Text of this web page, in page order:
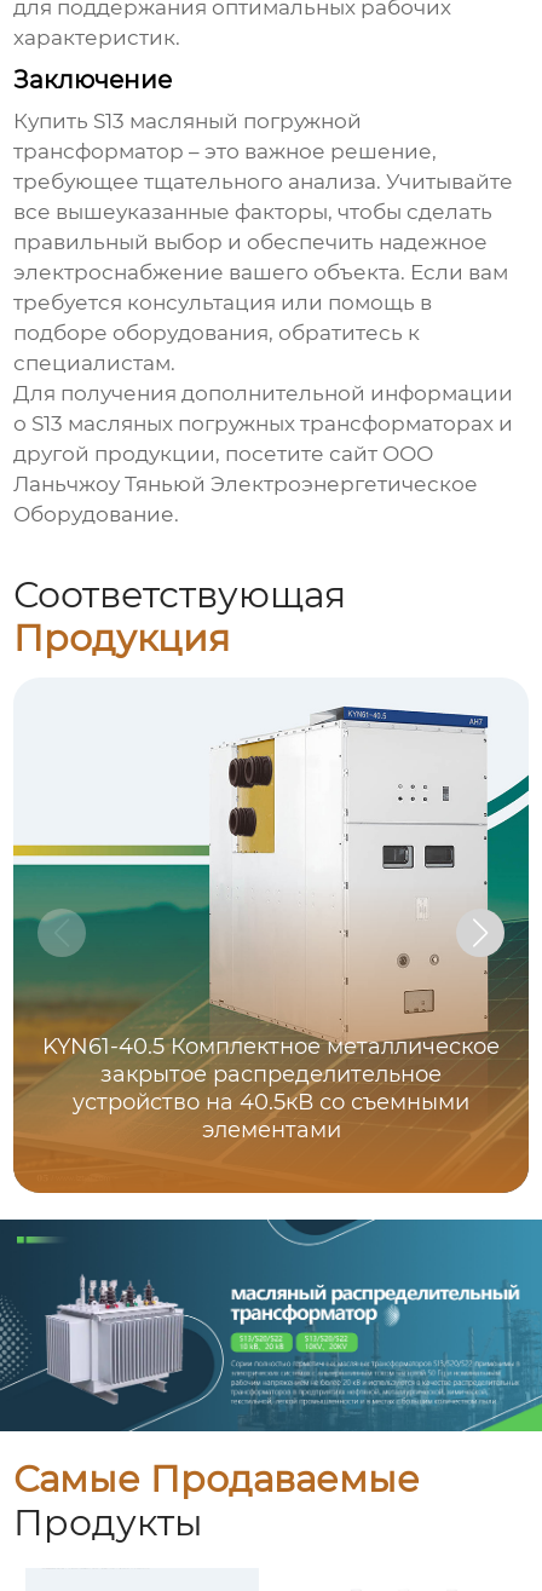
для поддержания оптимальных рабочих
характеристик.
Заключение
Купить S13 масляный погружной
трансформатор – это важное решение,
требующее тщательного анализа. Учитывайте
все вышеуказанные факторы, чтобы сделать
правильный выбор и обеспечить надежное
электроснабжение вашего объекта. Если вам
требуется консультация или помощь в
подборе оборудования, обратитесь к
специалистам.
Для получения дополнительной информации
о S13 масляных погружных трансформаторах и
другой продукции, посетите сайт ООО
Ланьчжоу Тяньюй Электроэнергетическое
Оборудование.
Соответствующая
Продукция
KYN61-40.5 Комплектное металлическое
закрытое распределительное
устройство на 40.5кВ со съемными
элементами
Самые Продаваемые
Продукты